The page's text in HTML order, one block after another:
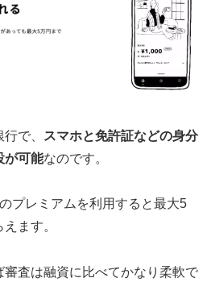
で、
スマホと免許証などの身分
が可能なのです。
プレミアムを利用すると最大5
ます。
査は融資に比べてかなり柔軟で